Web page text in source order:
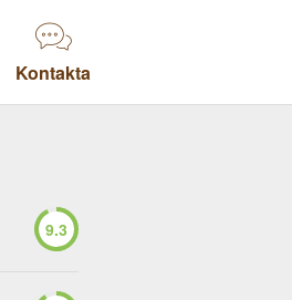
Kontakta
9.3